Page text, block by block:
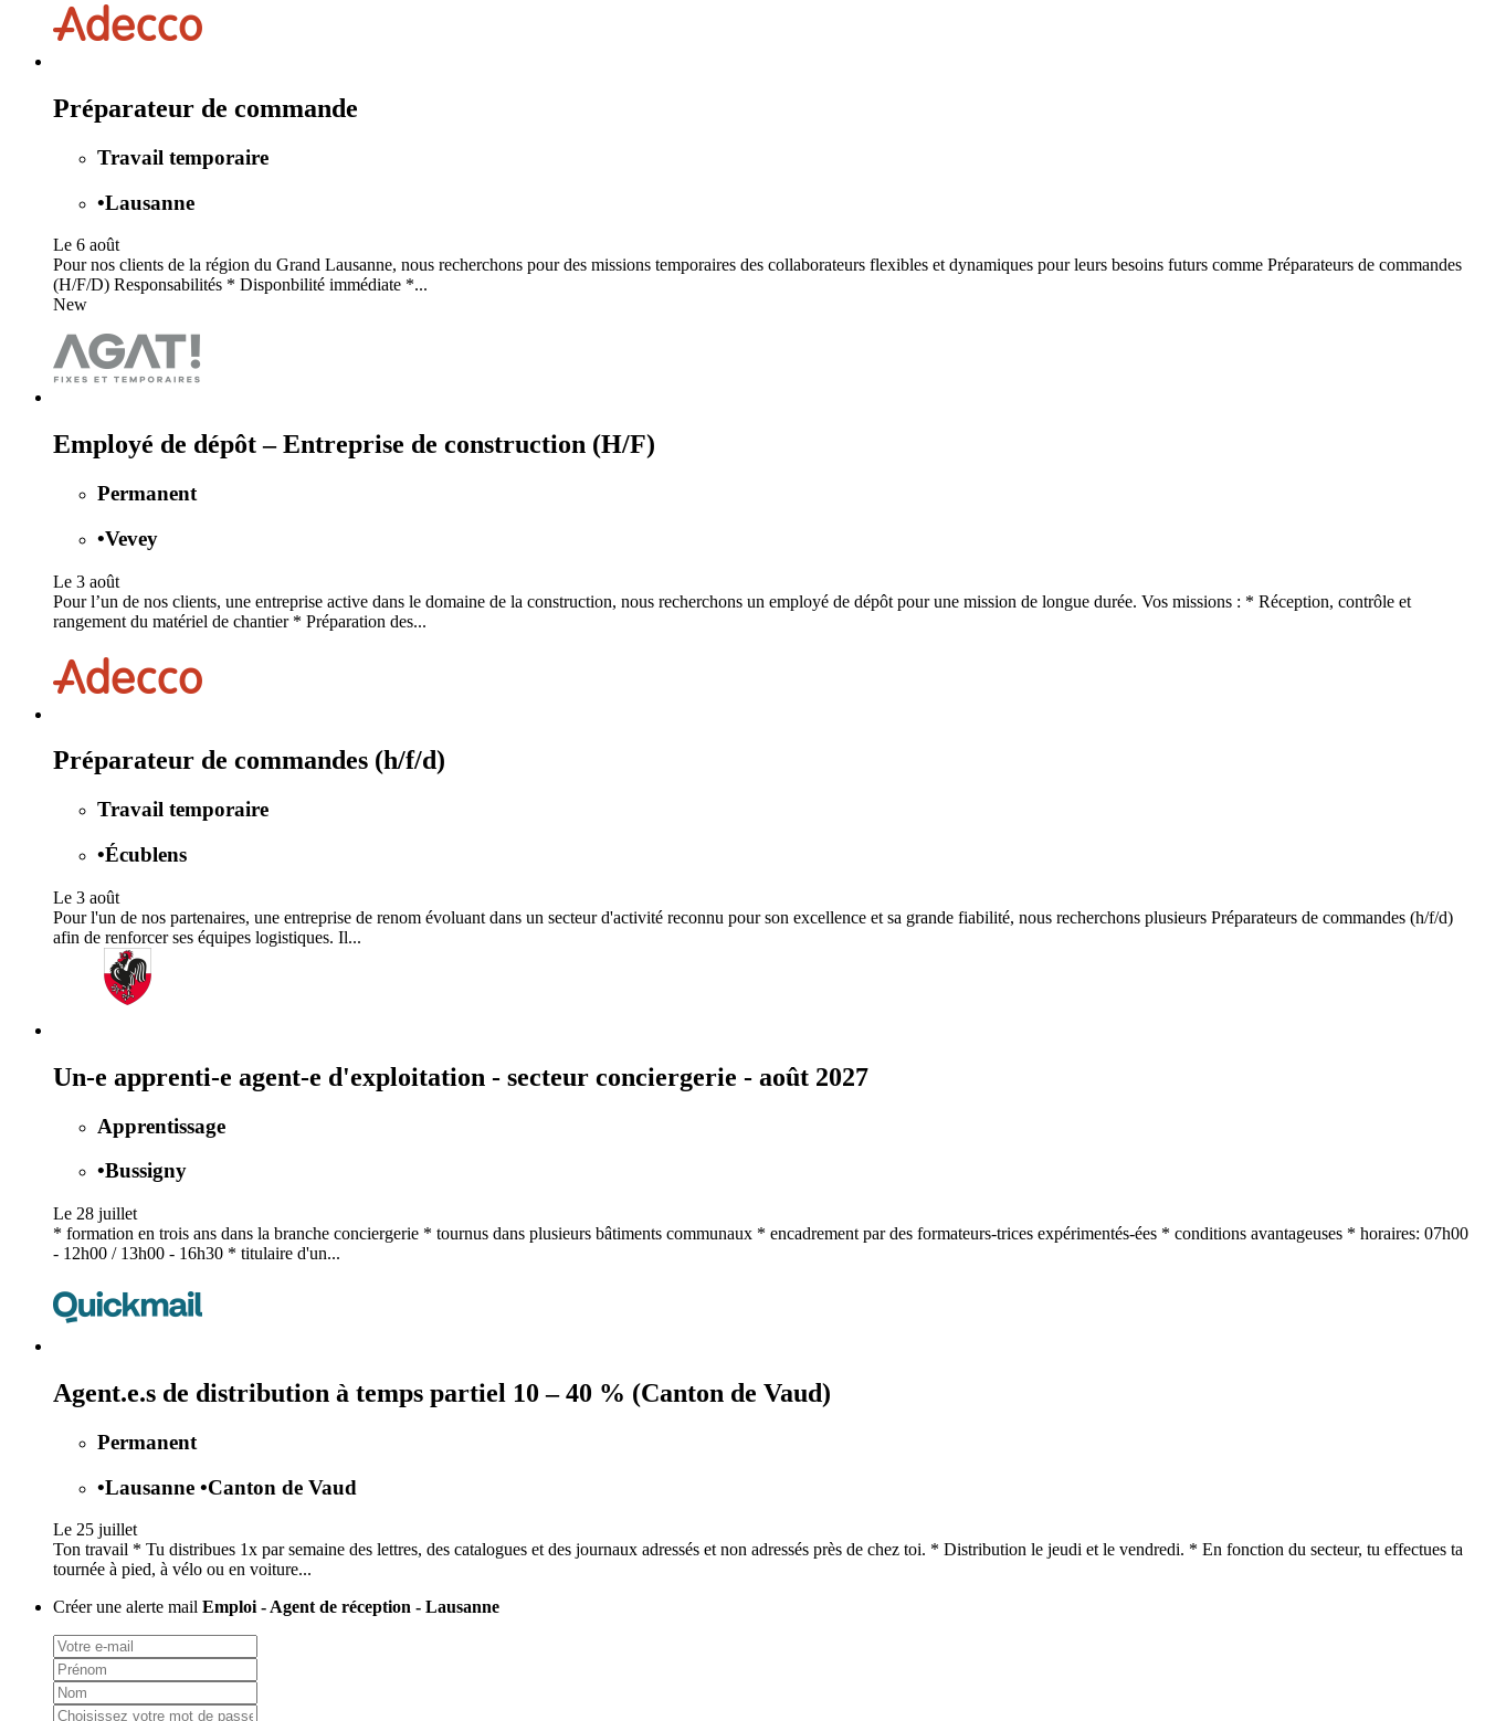
Préparateur de commande
Travail temporaire
•Lausanne
Le 6 août
Pour nos clients de la région du Grand Lausanne, nous recherchons pour des missions temporaires des collaborateurs flexibles et dynamiques pour leurs besoins futurs comme Préparateurs de commandes
(H/F/D) Responsabilités * Disponbilité immédiate *...
New
Employé de dépôt – Entreprise de construction (H/F)
Permanent
•Vevey
Le 3 août
Pour l’un de nos clients, une entreprise active dans le domaine de la construction, nous recherchons un employé de dépôt pour une mission de longue durée. Vos missions : * Réception, contrôle et
rangement du matériel de chantier * Préparation des...
Préparateur de commandes (h/f/d)
Travail temporaire
•Écublens
Le 3 août
Pour l'un de nos partenaires, une entreprise de renom évoluant dans un secteur d'activité reconnu pour son excellence et sa grande fiabilité, nous recherchons plusieurs Préparateurs de commandes (h/f/d)
afin de renforcer ses équipes logistiques. Il...
Un-e apprenti-e agent-e d'exploitation - secteur conciergerie - août 2027
Apprentissage
•Bussigny
Le 28 juillet
* formation en trois ans dans la branche conciergerie * tournus dans plusieurs bâtiments communaux * encadrement par des formateurs-trices expérimentés-ées * conditions avantageuses * horaires: 07h00
- 12h00 / 13h00 - 16h30 * titulaire d'un...
Agent.e.s de distribution à temps partiel 10 – 40 % (Canton de Vaud)
Permanent
•Lausanne •Canton de Vaud
Le 25 juillet
Ton travail * Tu distribues 1x par semaine des lettres, des catalogues et des journaux adressés et non adressés près de chez toi. * Distribution le jeudi et le vendredi. * En fonction du secteur, tu effectues ta
tournée à pied, à vélo ou en voiture...
Créer une alerte mail Emploi - Agent de réception - Lausanne